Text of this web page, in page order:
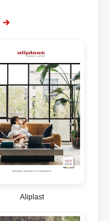
Aliplast